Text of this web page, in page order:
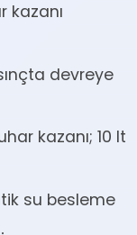
kazanı
devreye
kazanı; 10 lt
su besleme